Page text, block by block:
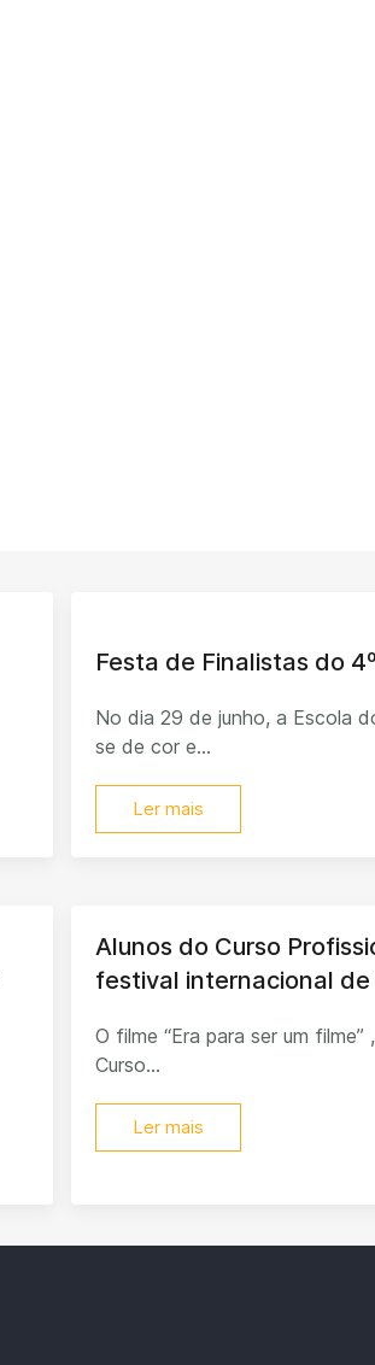
Festa de Finalistas do
No dia 29 de junho, a Escola
se de cor e...
Ler mais
Alunos do Curso
festival internacional
O filme “Era para ser um
Curso...
Ler mais